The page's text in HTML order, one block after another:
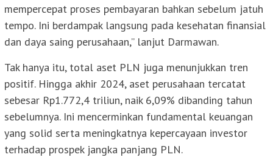
mempercepat proses pembayaran bahkan sebelum jatuh
tempo. Ini berdampak langsung pada kesehatan finansial
dan daya saing perusahaan,” lanjut Darmawan.
Tak hanya itu, total aset PLN juga menunjukkan tren
positif. Hingga akhir 2024, aset perusahaan tercatat
sebesar Rp1.772,4 triliun, naik 6,09% dibanding tahun
sebelumnya. Ini mencerminkan fundamental keuangan
yang solid serta meningkatnya kepercayaan investor
terhadap prospek jangka panjang PLN.